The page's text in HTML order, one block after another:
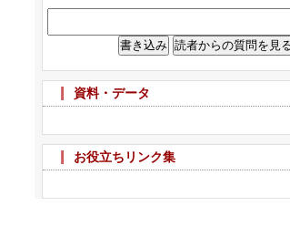
資料・データ
お役立ちリンク集